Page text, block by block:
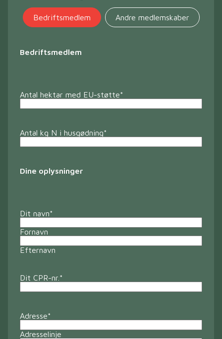
Bedriftsmedlem Andre medlemskaber
Bedriftsmedlem
Antal hektar med EU-støtte*
Antal kg N i husgødning*
Dine oplysninger
Dit navn*
Fornavn
Efternavn
Dit CPR-nr. *
Adresse*
Adresselinje